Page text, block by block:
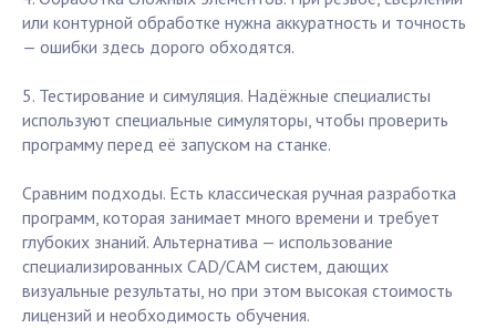
или контурной обработке нужна аккуратность и точность
— ошибки здесь дорого обходятся.
5. Тестирование и симуляция. Надёжные специалисты
используют специальные симуляторы, чтобы проверить
программу перед её запуском на станке.
Сравним подходы. Есть классическая ручная разработка
программ, которая занимает много времени и требует
глубоких знаний. Альтернатива — использование
специализированных CAD/CAM систем, дающих
визуальные результаты, но при этом высокая стоимость
лицензий и необходимость обучения.